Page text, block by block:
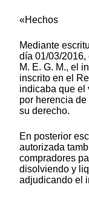
«Hechos
Mediante
día 01/03/2016,
M. E. G. M., el
inscrito en el
indicaba que el
por herencia
su derecho.
En posterior
autorizada
compradores
disolviendo y
adjudicando el